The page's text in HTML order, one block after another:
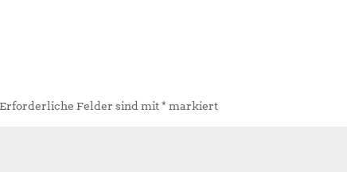
Erforderliche Felder sind mit* markiert